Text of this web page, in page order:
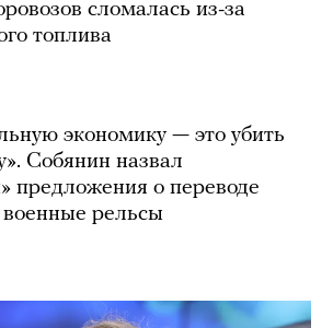
сломалась из-за
топлива
экономику — это убить
Собянин назвал
предложения о переводе
рельсы